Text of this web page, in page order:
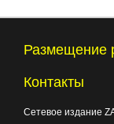
Размещение
Контакты
Сетевое издание